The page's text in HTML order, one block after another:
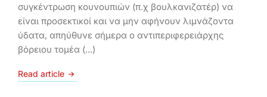
συγκέντρωση κουνουπιών (π.χ βουλκανιζατέρ) να
είναι προσεκτικοί και να μην αφήνουν λιμνάζοντα
ύδατα, απηύθυνε σήμερα ο αντιπεριφερειάρχης
βόρειου τομέα (...)
Read article